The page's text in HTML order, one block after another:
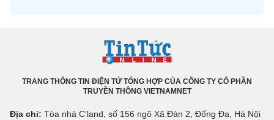
TRANG THÔNG TIN ĐIỆN TỬ TỔNG HỢP CỦA CÔNG TY CỔ PHẦN
TRUYỀN THÔNG VIETNAMNET
Địa chỉ: Tòa nhà C’land, số 156 ngõ Xã Đàn 2, Đống Đa, Hà Nội